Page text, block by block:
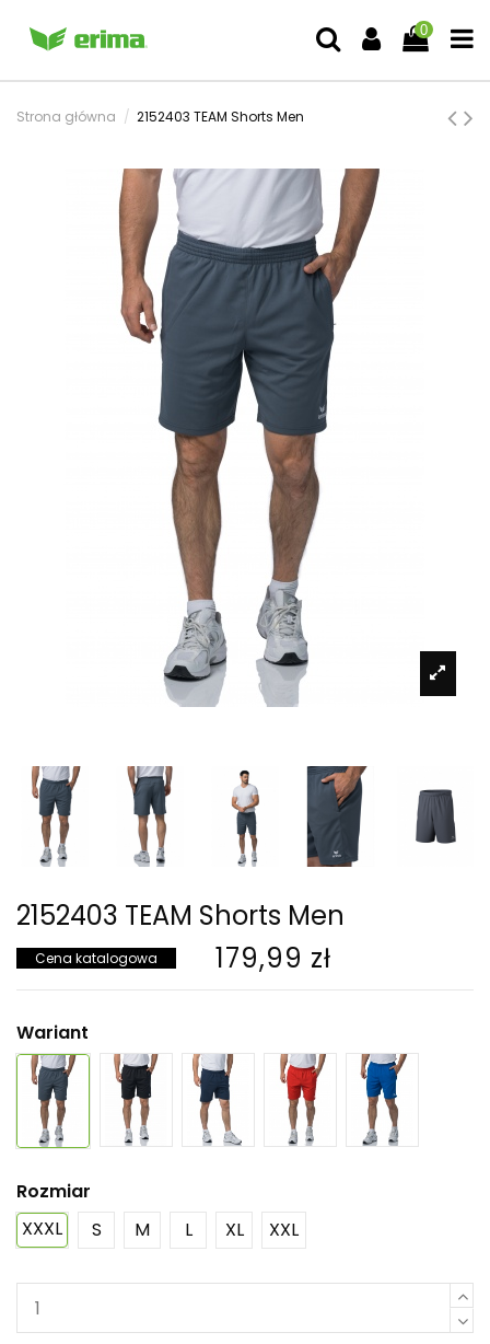
0
Strona główna 2152403 TEAM Shorts Men
2152403 TEAM Shorts Men
Cena katalogowa 179,99 zł
Wariant
Rozmiar
XXXL
S M L XL XXL